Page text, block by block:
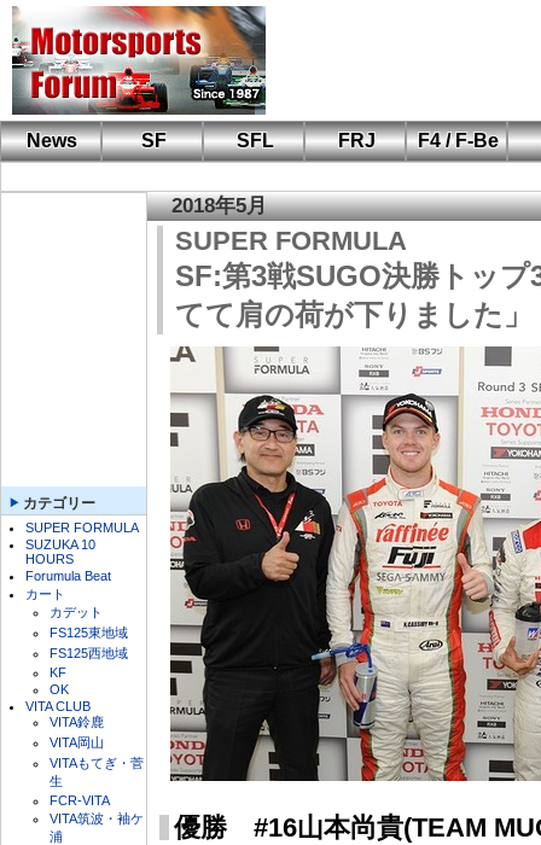
News SF SFL FRJ
F4 / F-Be
カテゴリー
SUPER FORMULA
SUZUKA 10
HOURS
Forumula Beat
カート
カデット
FS125東地域
FS125西地域
KF
OK
VITA CLUB
VITA鈴鹿
VITA岡山
VITAもてぎ・菅
生
FCR-VITA
VITA筑波・袖ケ
浦
2018年5月
SUPER FORMULA
SF:第3戦SUGO決勝トッ
てて肩の荷が下りました」
優勝 #16山本尚貴(TEAM